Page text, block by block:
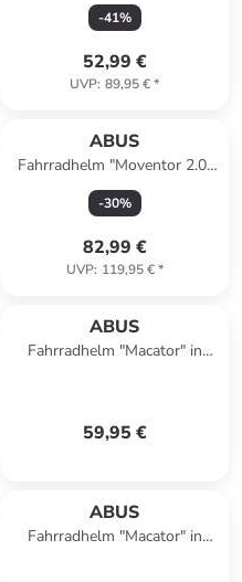
-41%
52,99 €
UVP: 89,95 €*
ABUS
Fahrradhelm "Moventor 2.0"
in Mint
-30%
82,99 €
UVP: 119,95 €*
ABUS
Fahrradhelm "Macator" in
59,95 €
ABUS
Fahrradhelm "Macator" in